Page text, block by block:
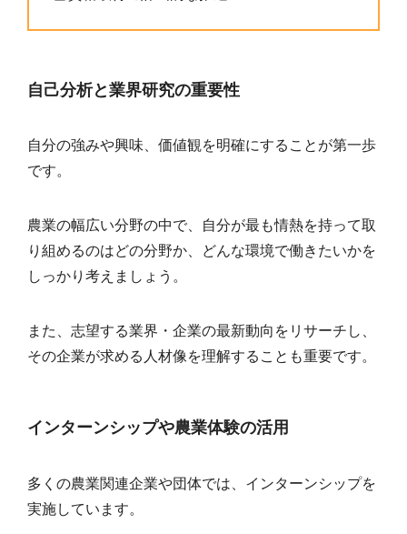
自己分析と業界研究の重要性
自分の強みや興味、価値観を明確にすることが第一歩
です。
農業の幅広い分野の中で、自分が最も情熱を持って取
り組めるのはどの分野か、どんな環境で働きたいかを
しっかり考えましょう。
また、志望する業界・企業の最新動向をリサーチし、
その企業が求める人材像を理解することも重要です。
インターンシップや農業体験の活用
多くの農業関連企業や団体では、インターンシップを
実施しています。